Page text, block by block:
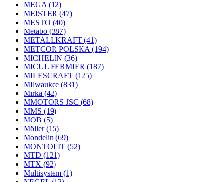
MEGA (12)
MEISTER (47)
MESTO (40)
Metabo (387)
METALLKRAFT (41)
METCOR POLSKA (194)
MICHELIN (36)
MICUL FERMIER (187)
MILESCRAFT (125)
MIlwaukee (831)
Mirka (42)
MMOTORS JSC (68)
MMS (19)
MOB (5)
Möller(15)
Mondelin (69)
MONTOLIT (52)
MTD (121)
MTX (92)
Multisystem (1)